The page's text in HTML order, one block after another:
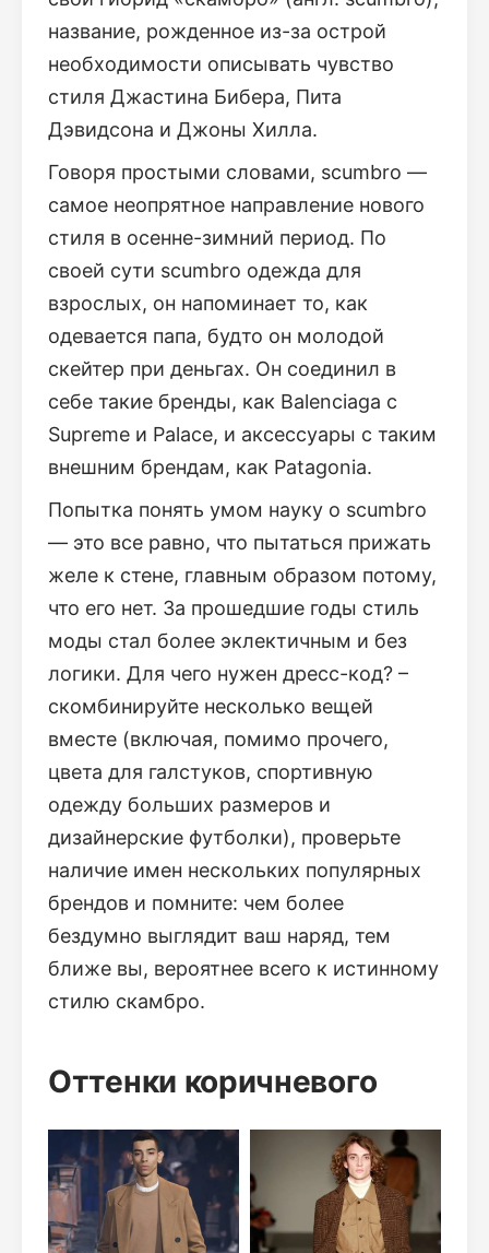
название, рожденное из-за острой
необходимости описывать чувство
стиля Джастина Бибера, Пита
Дэвидсона и Джоны Хилла.
Говоря простыми словами, scumbro —
самое неопрятное направление нового
стиля в осенне-зимний период. По
своей сути scumbro одежда для
взрослых, он напоминает то, как
одевается папа, будто он молодой
скейтер при деньгах. Он соединил в
себе такие бренды, как Balenciaga с
Supreme и Palace, и аксессуары с таким
внешним брендам, как Patagonia.
Попытка понять умом науку о scumbro
— это все равно, что пытаться прижать
желе к стене, главным образом потому,
что его нет. За прошедшие годы стиль
моды стал более эклектичным и без
логики. Для чего нужен дресс-код? –
скомбинируйте несколько вещей
вместе (включая, помимо прочего,
цвета для галстуков, спортивную
одежду больших размеров и
дизайнерские футболки), проверьте
наличие имен нескольких популярных
брендов и помните: чем более
бездумно выглядит ваш наряд, тем
ближе вы, вероятнее всего к истинному
стилю скамбро.
Оттенки коричневого